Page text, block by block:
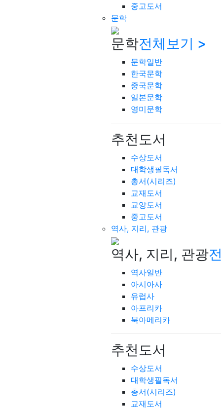
중고도서
문학
문학전체보기 >
문학일반
한국문학
중국문학
일본문학
영미문학
추천도서
수상도서
대학생필독서
총서(시리즈)
교재도서
교양도서
중고도서
역사, 지리, 관광
역사, 지리, 관광
역사일반
아시아사
유럽사
아프리카
북아메리카
추천도서
수상도서
대학생필독서
총서(시리즈)
교재도서